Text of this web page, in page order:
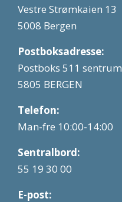
Vestre Strømkaien 13
5008 Bergen
Postboksadresse:
Postboks 511 sentrum
5805 BERGEN
Telefon:
Man-fre 10:00-14:00
Sentralbord:
55 19 30 00
E-post: